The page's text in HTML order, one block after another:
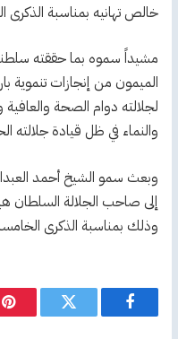
خالص تهانيه بمناسبة الذكرى
مشيداً سموه بما حققته
الميمون من إنجازات تنموية
لجلالته دوام الصحة
والنماء في ظل قيادة جلالته
وبعث سمو الشيخ أحمد
إلى صاحب الجلالة
وذلك بمناسبة الذكرى
فيسبوك تويتر